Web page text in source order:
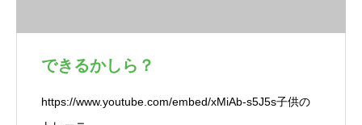
できるかしら？
https://www.youtube.com/embed/xMiAb-s5J5s子供の